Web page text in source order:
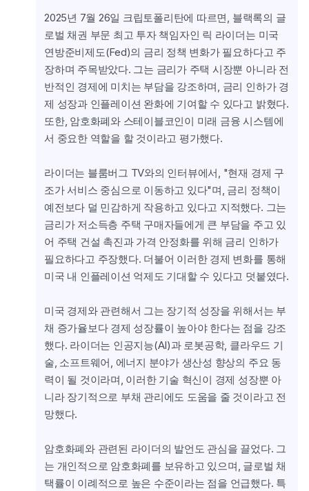
2025년 7월 26일 크립토폴리탄에 따르면, 블랙록의 글
로벌 채권 부문 최고 투자 책임자인 릭 라이더는 미국
연방준비제도(Fed)의 금리 정책 변화가 필요하다고 주
장하며 주목받았다. 그는 금리가 주택 시장뿐 아니라 전
반적인 경제에 미치는 부담을 강조하며, 금리 인하가 경
제 성장과 인플레이션 완화에 기여할 수 있다고 밝혔다.
또한, 암호화폐와 스테이블코인이 미래 금융 시스템에
서 중요한 역할을 할 것이라고 평가했다.
라이더는 블룸버그 TV와의 인터뷰에서, "현재 경제 구
조가 서비스 중심으로 이동하고 있다"며, 금리 정책이
예전보다 덜 민감하게 작용하고 있다고 지적했다. 그는
금리가 저소득층 주택 구매자들에게 큰 부담을 주고 있
어 주택 건설 촉진과 가격 안정화를 위해 금리 인하가
필요하다고 주장했다. 더불어 이러한 경제 변화를 통해
미국 내 인플레이션 억제도 기대할 수 있다고 덧붙였다.
미국 경제와 관련해서 그는 장기적 성장을 위해서는 부
채 증가율보다 경제 성장률이 높아야 한다는 점을 강조
했다. 라이더는 인공지능(AI)과 로봇공학, 클라우드 기
술, 소프트웨어, 에너지 분야가 생산성 향상의 주요 동
력이 될 것이라며, 이러한 기술 혁신이 경제 성장뿐 아
니라 장기적으로 부채 관리에도 도움을 줄 것이라고 전
망했다.
암호화폐와 관련된 라이더의 발언도 관심을 끌었다. 그
는 개인적으로 암호화폐를 보유하고 있으며, 글로벌 채
택률이 이례적으로 높은 수준이라는 점을 언급했다. 특